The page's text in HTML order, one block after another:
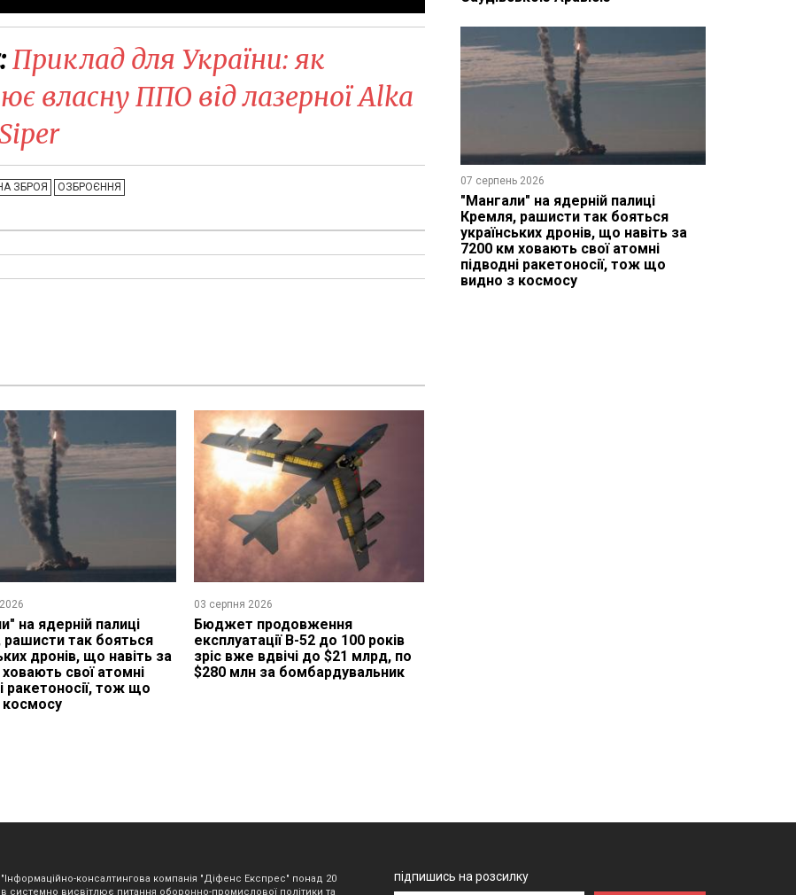
Приклад для України: як
власну ППО від лазерної Alka
ЗБРОЯ ОЗБРОЄННЯ
на ядерній палиці
рашисти так бояться
дронів, що навіть за
свої атомні
ракетоносії, тож що
03 серпня 2026
Бюджет продовження
експлуатації B-52 до 100 років
зріс вже вдвічі до $21 млрд, по
$280 млн за бомбардувальник
07 серпень 2026
"Мангали" на ядерній палиці
Кремля, рашисти так бояться
українських дронів, що навіть за
7200 км ховають свої атомні
підводні ракетоносії, тож що
видно з космосу
консалтингова компанія "Діфенс Експрес" понад 20
системно висвітлює питання оборонно-промислової політики та
підпишись на розсилку